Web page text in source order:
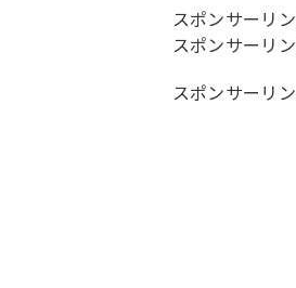
スポンサーリ
スポンサーリ
スポンサーリ